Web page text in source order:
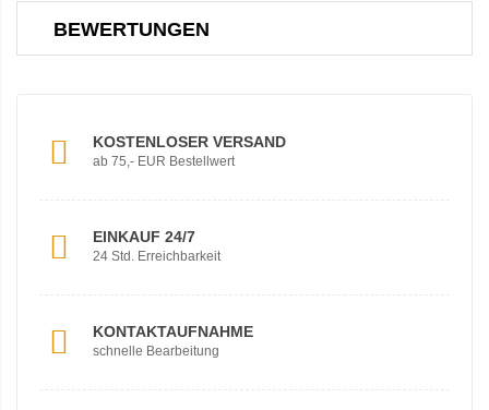
BEWERTUNGEN
KOSTENLOSER VERSAND
ab 75,- EUR Bestellwert
EINKAUF 24/7
24 Std. Erreichbarkeit
KONTAKTAUFNAHME
schnelle Bearbeitung